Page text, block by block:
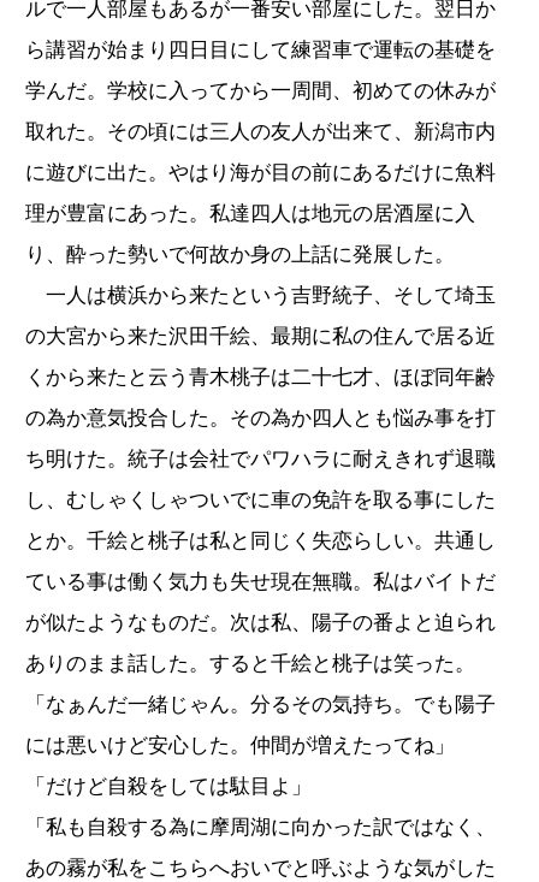
ルで一人部屋もあるが一番安い部屋にした。翌日か
ら講習が始まり四日目にして練習車で運転の基礎を
学んだ。学校に入ってから一周間、初めての休みが
取れた。その頃には三人の友人が出来て、新潟市内
に遊びに出た。やはり海が目の前にあるだけに魚料
理が豊富にあった。私達四人は地元の居酒屋に入
り、酔った勢いで何故か身の上話に発展した。
一人は横浜から来たという吉野統子、そして埼玉
の大宮から来た沢田千絵、最期に私の住んで居る近
くから来たと云う青木桃子は二十七才、ほぼ同年齢
の為か意気投合した。その為か四人とも悩み事を打
ち明けた。統子は会社でパワハラに耐えきれず退職
し、むしゃくしゃついでに車の免許を取る事にした
とか。千絵と桃子は私と同じく失恋らしい。共通し
ている事は働く気力も失せ現在無職。私はバイトだ
が似たようなものだ。次は私、陽子の番よと迫られ
ありのまま話した。すると千絵と桃子は笑った。
「なぁんだ一緒じゃん。分るその気持ち。でも陽子
には悪いけど安心した。仲間が増えたってね」
「だけど自殺をしては駄目よ」
「私も自殺する為に摩周湖に向かった訳ではなく、
あの霧が私をこちらへおいでと呼ぶような気がした